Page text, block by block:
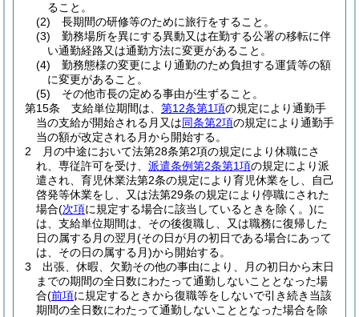
ること。
(2)
長期間の研修等のために旅行をすること。
(3)
勤務場所を異にする異動又は在勤する公署の移転に伴
い通勤経路又は通勤方法に変更があること。
(4)
勤務態様の変更により通勤のため負担する運賃等の額
に変更があること。
(5)
その他市長の定める事由が生ずること。
第15条
支給単位期間は、 第12条第1項の規定により通勤手
当の支給が開始される月又は同条第2項の規定により通勤手
当の額が改定される月から開始する。
2
月の中途において法第28条第2項の規定により休職にさ
れ、専従許可を受け、 派遣条例第2条第1項の規定により派
遣され、育児休業法第2条の規定により育児休業をし、自己
啓発等休業をし、又は法第29条の規定により停職にされた
場合(次項に規定する場合に該当しているときを除く。)に
は、支給単位期間は、その後復職し、又は職務に復帰した
日の属する月の翌月(その日が月の初日である場合にあって
は、その日の属する月)から開始する。
3
出張、休暇、欠勤その他の事由により、月の初日から末日
までの期間の全日数にわたって通勤しないこととなった場
合(前項に規定するときから復職等をしないで引き続き当該
期間の全日数にわたって通勤しないこととなった場合を除